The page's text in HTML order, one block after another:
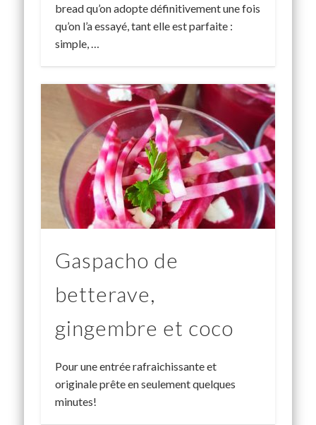
bread qu’on adopte définitivement une fois
qu’on l’a essayé, tant elle est parfaite :
simple, …
Gaspacho de
betterave,
gingembre et coco
Pour une entrée rafraichissante et
originale prête en seulement quelques
minutes!